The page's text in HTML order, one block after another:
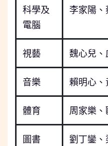
科學及
電腦
李家陽、
視藝 魏心兒
音樂 賴明心
體育 周家樂
圖書 劉丁鑾